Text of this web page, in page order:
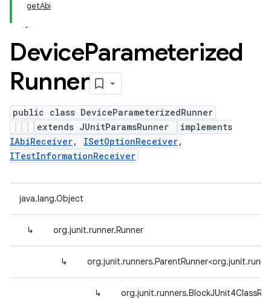
getAbi
DeviceParameterized
Runner
public class DeviceParameterizedRunner
extends JUnitParamsRunner
implements
IAbiReceiver, ISetOptionReceiver,
ITestInformationReceiver
java.lang.Object
↳ org.junit.runner.Runner
↳
↳